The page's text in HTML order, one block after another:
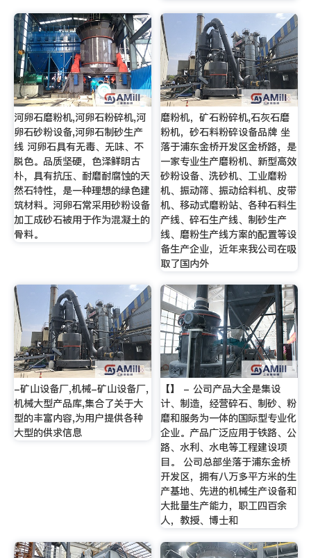
河卵石磨粉机,河卵石粉碎机,河
卵石砂粉设备,河卵石制砂生产
线 河卵石具有无毒、无味、不
脱色。品质坚硬，色泽鲜明古
朴，具有抗压、耐磨耐腐蚀的天
然石特性，是一种理想的绿色建
筑材料。河卵石常采用砂粉设备
加工成砂石被用于作为混凝土的
骨料。
磨粉机，矿石粉碎机,石灰石磨
粉机，砂石料粉碎设备品牌 坐
落于浦东金桥开发区金桥路，是
一家专业生产磨粉机、新型高效
砂粉设备、洗砂机、工业磨粉
机、振动筛、振动给料机、皮带
机、移动式磨粉站、各种石料生
产线、碎石生产线、制砂生产
线、磨粉生产线方案的配置等设
备生产企业，近年来我公司在吸
取了国内外
-矿山设备厂,机械-矿山设备厂,
机械大型产品库,集合了关于大
型的丰富内容,为用户提供各种
大型的供求信息
【】 - 公司产品大全是集设
计、制造，经营碎石、制砂、粉
磨和服务为一体的国际型专业化
企业。产品广泛应用于铁路、公
路、水利、水电等工程建设项
目。 公司总部坐落于浦东金桥
开发区，拥有八万多平方米的生
产基地、先进的机械生产设备和
大批量生产能力，职工四百余
人，教授、博士和